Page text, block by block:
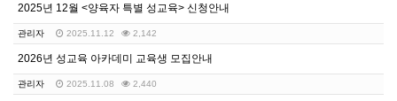
2025년 12월 <양육자 특별 성교육> 신청안내
관리자 2025.11.12 2,142
2026년 성교육 아카데미 교육생 모집안내
관리자 2025.11.08 2,440